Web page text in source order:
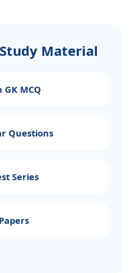
Material
GK MCQ
Questions
Series